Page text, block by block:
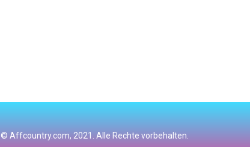
© Affcountry.com, 2021. Alle Rechte vorbehalten.